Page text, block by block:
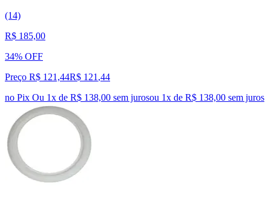
(14)
R$ 185,00
34% OFF
Preço R$ 121,44R$ 121 ,44
no Pix Ou 1x de R$ 138,00 sem jurosou 1x de R$ 138,00 sem juros